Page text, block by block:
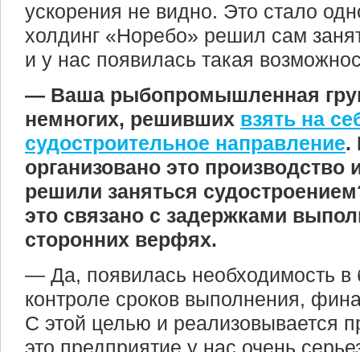
ускорения не видно. Это стало
холдинг «Норебо» решил сам
и у нас появилась такая
— Ваша рыбопромышленная
немногих, решивших взять на
судостроительное направление.
организовано это производство
решили заняться
это связано с задержками
сторонних верфях.
— Да, появилась необходимость в
контроле сроков выполнения,
С этой целью и реализовывается
это предприятие у нас очень